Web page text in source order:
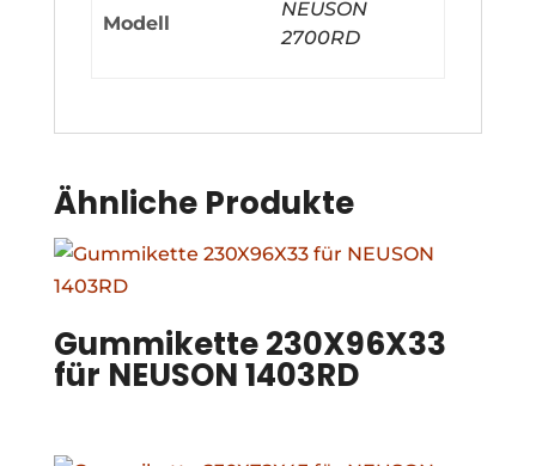
Modell
NEUSON
2700RD
Ähnliche Produkte
Gummikette 230X96X33
für NEUSON 1403RD